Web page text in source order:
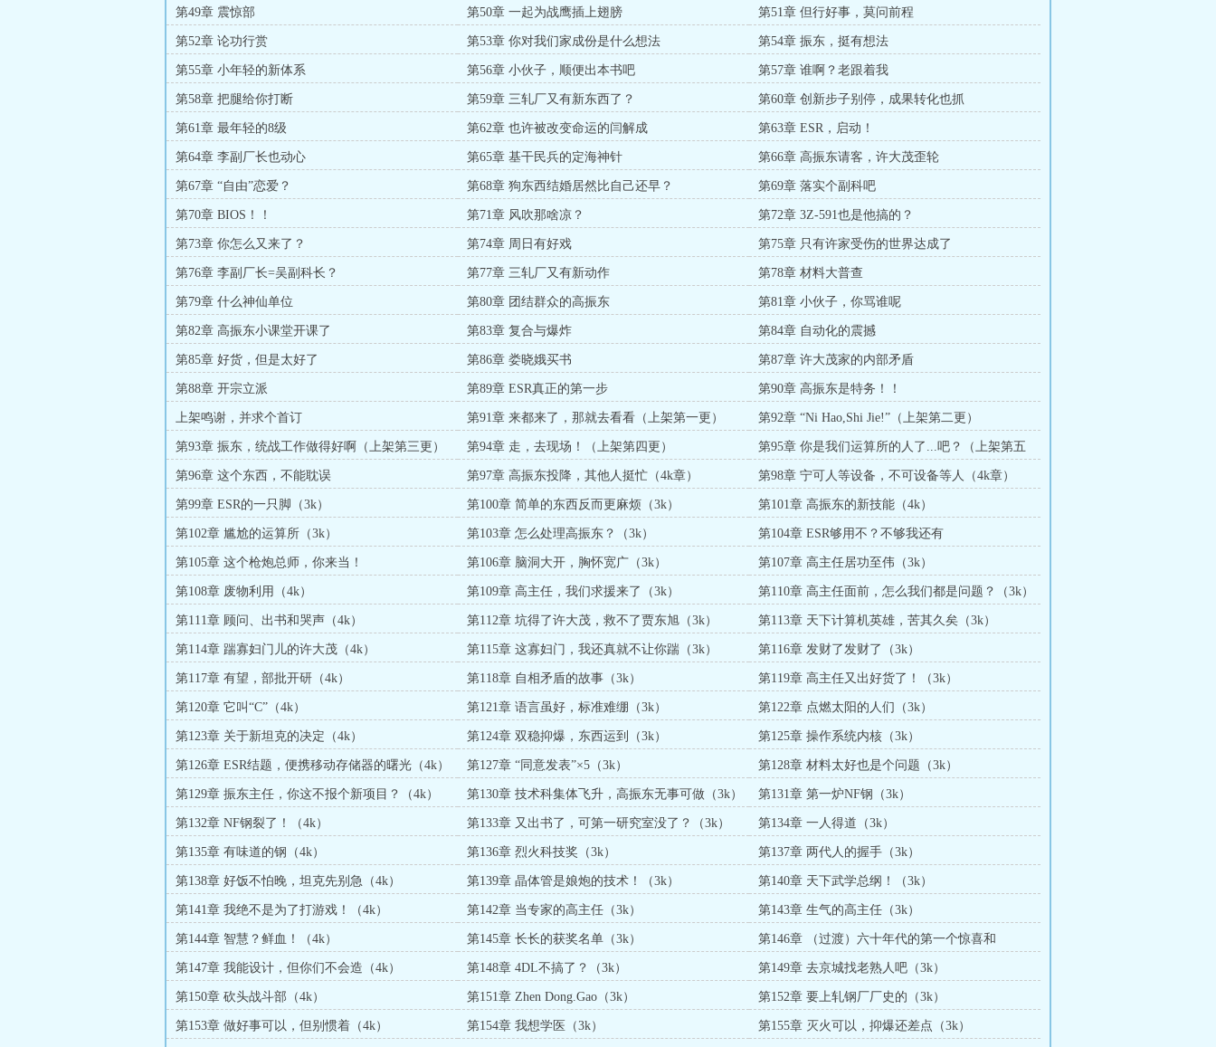
第49章 震惊部 第50章 一起为战鹰插上翅膀 第51章 但行好事，莫问前程
第52章 论功行赏 第53章 你对我们家成份是什么想法 第54章 振东，挺有想法
第55章 小年轻的新体系 第56章 小伙子，顺便出本书吧 第57章 谁啊？老跟着我
第58章 把腿给你打断 第59章 三轧厂又有新东西了？ 第60章 创新步子别停，成果转化也抓
第61章 最年轻的8级 第62章 也许被改变命运的闫解成 第63章 ESR，启动！
第64章 李副厂长也动心 第65章 基干民兵的定海神针 第66章 高振东请客，许大茂歪轮
第67章 “自由”恋爱？ 第68章 狗东西结婚居然比自己还早？ 第69章 落实个副科吧
第70章 BIOS！！ 第71章 风吹那啥凉？ 第72章 3Z-591也是他搞的？
第73章 你怎么又来了？ 第74章 周日有好戏 第75章 只有许家受伤的世界达成了
第76章 李副厂长=吴副科长？ 第77章 三轧厂又有新动作 第78章 材料大普查
第79章 什么神仙单位 第80章 团结群众的高振东 第81章 小伙子，你骂谁呢
第82章 高振东小课堂开课了 第83章 复合与爆炸 第84章 自动化的震撼
第85章 好货，但是太好了 第86章 娄晓娥买书 第87章 许大茂家的内部矛盾
第88章 开宗立派 第89章 ESR真正的第一步 第90章 高振东是特务！！
上架鸣谢，并求个首订 第91章 来都来了，那就去看看（上架第一更） 第92章 “Ni Hao,Shi Jie!”（上架第二更）
第93章 振东，统战工作做得好啊（上架第三更） 第94章 走，去现场！（上架第四更）
第95章 你是我们运算所的人了...吧？（上架第五
更）
第96章 这个东西，不能耽误 第97章 高振东投降，其他人挺忙（4k章） 第98章 宁可人等设备，不可设备等人（4k章）
第99章 ESR的一只脚（3k） 第100章 简单的东西反而更麻烦（3k） 第101章 高振东的新技能（4k）
第102章 尴尬的运算所（3k） 第103章 怎么处理高振东？（3k） 第104章 ESR够用不？不够我还有
第105章 这个枪炮总师，你来当！ 第106章 脑洞大开，胸怀宽广（3k） 第107章 高主任居功至伟（3k）
第108章 废物利用（4k） 第109章 高主任，我们求援来了（3k） 第110章 高主任面前，怎么我们都是问题？（3k）
第111章 顾问、出书和哭声（4k） 第112章 坑得了许大茂，救不了贾东旭（3k） 第113章 天下计算机英雄，苦其久矣（3k）
第114章 踹寡妇门儿的许大茂（4k） 第115章 这寡妇门，我还真就不让你踹（3k） 第116章 发财了发财了（3k）
第117章 有望，部批开研（4k） 第118章 自相矛盾的故事（3k） 第119章 高主任又出好货了！（3k）
第120章 它叫“C”（4k） 第121章 语言虽好，标准难绷（3k） 第122章 点燃太阳的人们（3k）
第123章 关于新坦克的决定（4k） 第124章 双稳抑爆，东西运到（3k） 第125章 操作系统内核（3k）
第126章 ESR结题，便携移动存储器的曙光（4k） 第127章 “同意发表”×5（3k） 第128章 材料太好也是个问题（3k）
第129章 振东主任，你这不报个新项目？（4k） 第130章 技术科集体飞升，高振东无事可做（3k） 第131章 第一炉NF钢（3k）
第132章 NF钢裂了！（4k） 第133章 又出书了，可第一研究室没了？（3k） 第134章 一人得道（3k）
第135章 有味道的钢（4k） 第136章 烈火科技奖（3k） 第137章 两代人的握手（3k）
第138章 好饭不怕晚，坦克先别急（4k） 第139章 晶体管是娘炮的技术！（3k） 第140章 天下武学总纲！（3k）
第141章 我绝不是为了打游戏！（4k） 第142章 当专家的高主任（3k） 第143章 生气的高主任（3k）
第144章 智慧？鲜血！（4k） 第145章 长长的获奖名单（3k）
第146章 （过渡）六十年代的第一个惊喜和
601（3k）
第147章 我能设计，但你们不会造（4k） 第148章 4DL不搞了？（3k） 第149章 去京城找老熟人吧（3k）
第150章 砍头战斗部（4k） 第151章 Zhen Dong.Gao（3k） 第152章 要上轧钢厂厂史的（3k）
第153章 做好事可以，但别惯着（4k） 第154章 我想学医（3k） 第155章 灭火可以，抑爆还差点（3k）